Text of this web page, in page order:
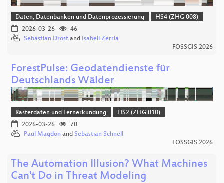
Daten, Datenbanken und Datenprozessierung
HS4 (ZHG 008)
2026-03-26
46
Sebastian Drost and Isabell Zerria
FOSSGIS 2026
ForestPulse: Geodatendienste für
Deutschlands Wälder
Rasterdaten und Fernerkundung
HS2 (ZHG 010)
2026-03-26
70
Paul Magdon and Sebastian Schnell
FOSSGIS 2026
The Automation Illusion? What Machines
Can't Do in Threat Modeling